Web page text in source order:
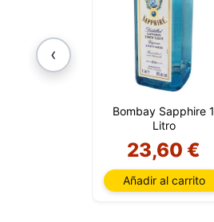
‹
Bombay Sapphire 1
Litro
23,60 €
Añadir al carrito